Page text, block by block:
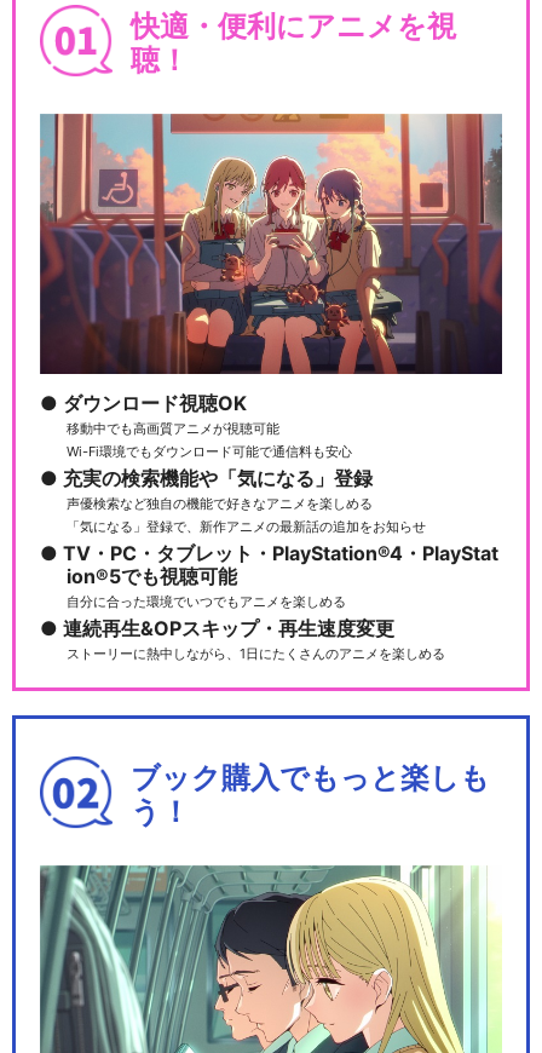
快適・便利にアニメを視
聴！
ダウンロード視聴OK
移動中でも高画質アニメが視聴可能
Wi-Fi環境でもダウンロード可能で通信料も安心
充実の検索機能や「気になる」登録
声優検索など独自の機能で好きなアニメを楽しめる
「気になる」登録で、新作アニメの最新話の追加をお知らせ
TV・PC・タブレット・PlayStation®4・PlayStat
ion®5でも視聴可能
自分に合った環境でいつでもアニメを楽しめる
連続再生&OPスキップ・再生速度変更
ストーリーに熱中しながら、1日にたくさんのアニメを楽しめる
ブック購入でもっと楽しも
う！